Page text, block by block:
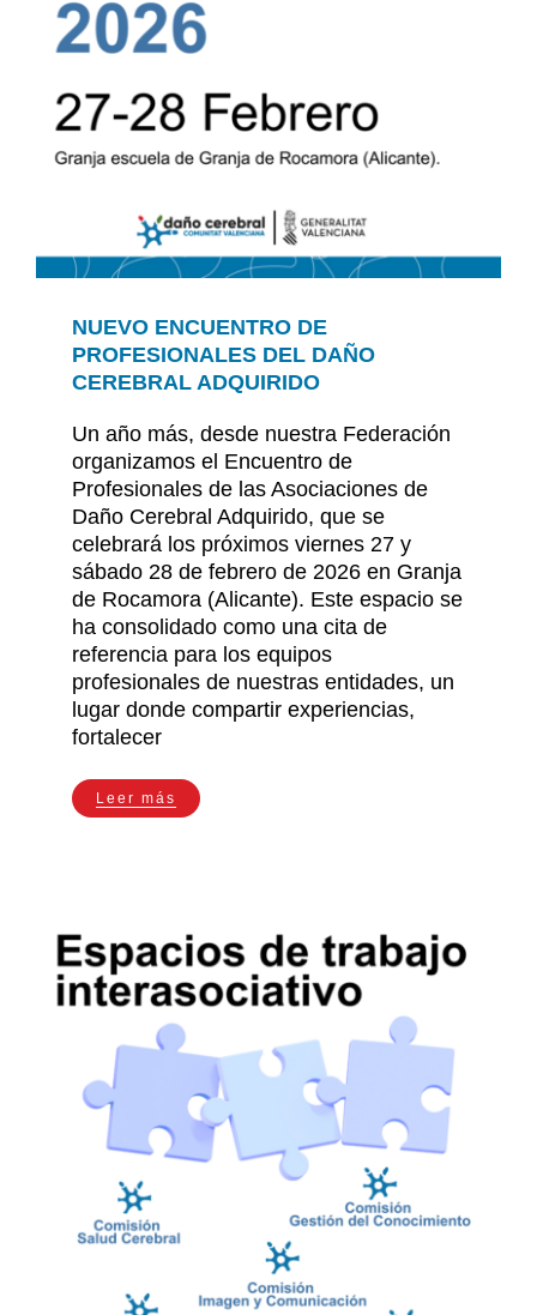
NUEVO ENCUENTRO DE
PROFESIONALES DEL DAÑO
CEREBRAL ADQUIRIDO
Un año más, desde nuestra Federación
organizamos el Encuentro de
Profesionales de las Asociaciones de
Daño Cerebral Adquirido, que se
celebrará los próximos viernes 27 y
sábado 28 de febrero de 2026 en Granja
de Rocamora (Alicante). Este espacio se
ha consolidado como una cita de
referencia para los equipos
profesionales de nuestras entidades, un
lugar donde compartir experiencias,
fortalecer
Leer más